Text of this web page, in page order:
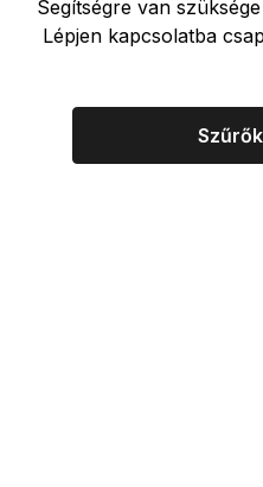
Segítségre van
Lépjen kapcsolatba